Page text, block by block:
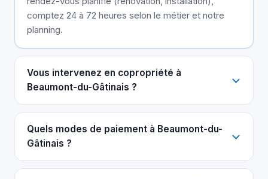
comptez 24 à 72 heures selon le métier et notre
planning.
Vous intervenez en copropriété à
Beaumont-du-Gâtinais ?
Quels modes de paiement à Beaumont-du-
Gâtinais ?